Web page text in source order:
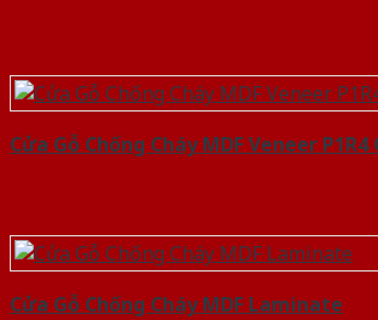
Cửa Gỗ Chống Cháy MDF Veneer P1R4
Cửa Gỗ Chống Cháy MDF Laminate